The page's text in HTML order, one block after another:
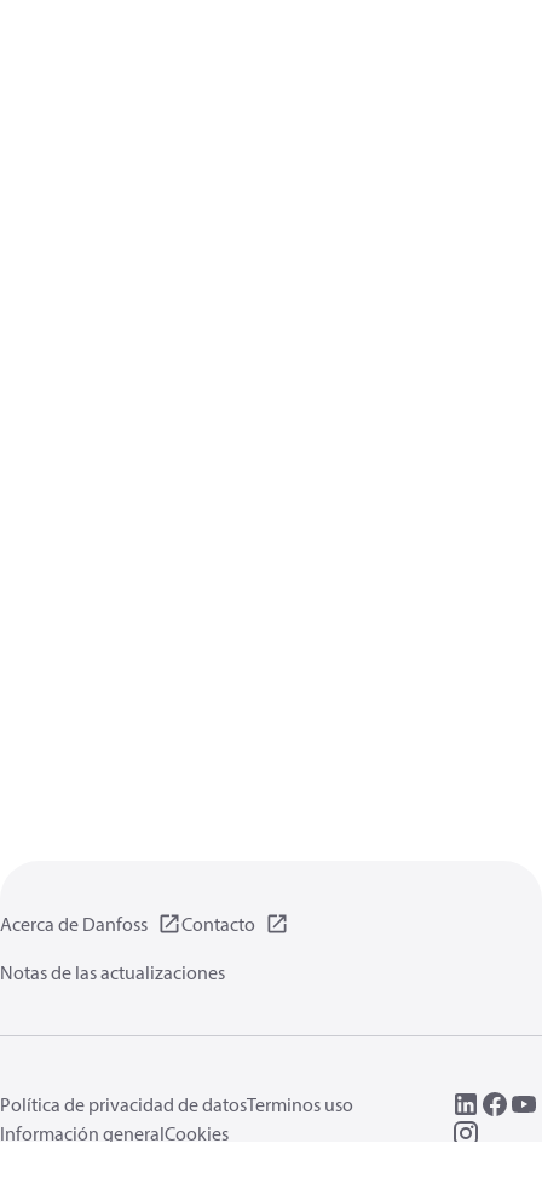
Acerca de Danfoss
Contacto
Notas de las actualizaciones
Política de privacidad de datosTerminos uso
Información generalCookies